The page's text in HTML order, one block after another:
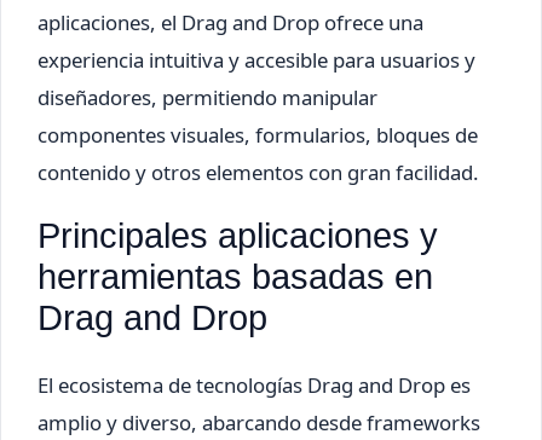
aplicaciones, el Drag and Drop ofrece una
experiencia intuitiva y accesible para usuarios y
diseñadores, permitiendo manipular
componentes visuales, formularios, bloques de
contenido y otros elementos con gran facilidad.
Principales aplicaciones y
herramientas basadas en
Drag and Drop
El ecosistema de tecnologías Drag and Drop es
amplio y diverso, abarcando desde frameworks